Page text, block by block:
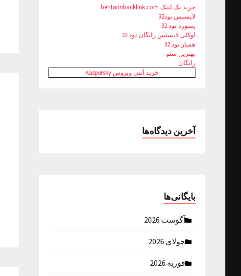
خرید بک لینک behtarinbacklink.com
لایسنس نود32
پسورد نود 32
اوکلی لایسنس رایگان نود 32
همیار نود 32
بهترین سئو
رایگان
خرید آنتی ویروس Kaspersky
آخرین دیدگاه‌ها
بایگانی‌ها
آگوست 2026
جولای 2026
فوریه 2026